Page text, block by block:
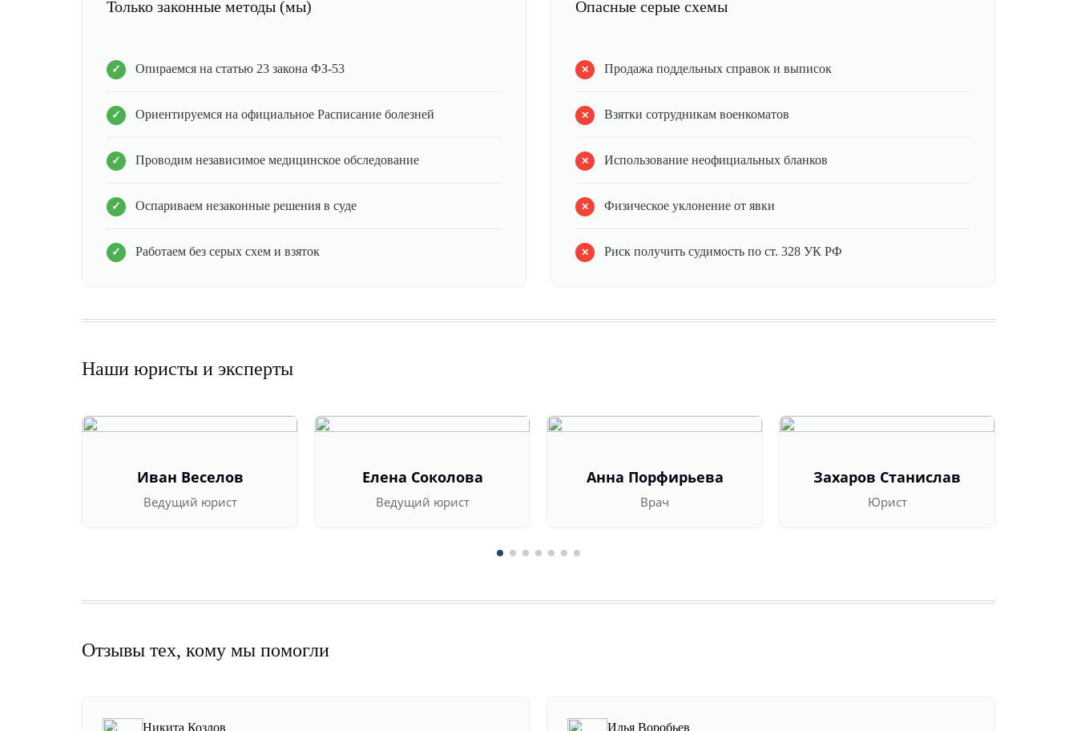
Только законные методы (мы)
Опираемся на статью 23 закона ФЗ-53
Ориентируемся на официальное Расписание болезней
Проводим независимое медицинское обследование
Оспариваем незаконные решения в суде
Работаем без серых схем и взяток
Опасные серые схемы
Продажа поддельных справок и выписок
Взятки сотрудникам военкоматов
Использование неофициальных бланков
Физическое уклонение от явки
Риск получить судимость по ст. 328 УК РФ
Наши юристы и эксперты
Иван Веселов
Ведущий юрист
Елена Соколова
Ведущий юрист
Анна Порфирьева
Врач
Захаров Станислав
Юрист
Отзывы тех, кому мы помогли
Никита Козлов Илья Воробьев